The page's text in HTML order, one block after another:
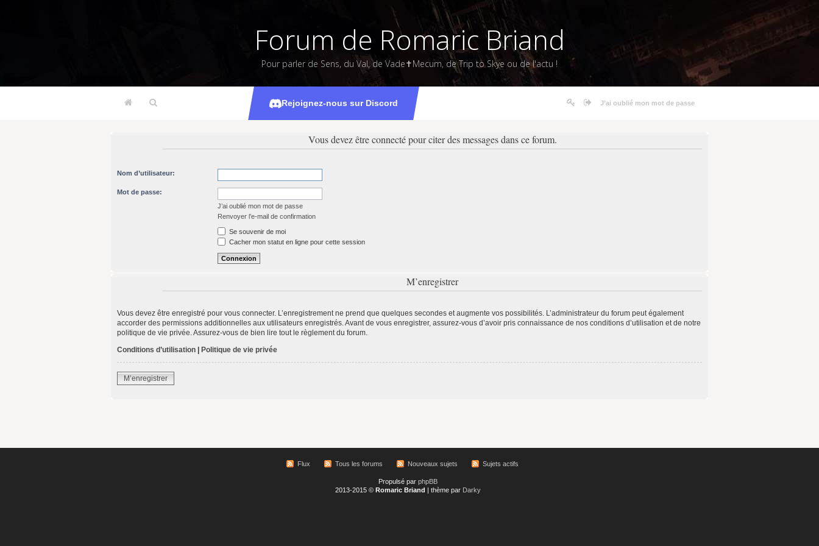
Forum de Romaric Briand
Pour parler de Sens, du Val, de Vade✝Mecum, de Trip to Skye ou de l'actu !
Rejoignez-nous sur Discord J’ai oublié mon mot de passe
Vous devez être connecté pour citer des messages dans ce forum.
Nom d’utilisateur:
Mot de passe:
J’ai oublié mon mot de passe
Renvoyer l’e-mail de confirmation
Se souvenir de moi
Cacher mon statut en ligne pour cette session
M’enregistrer
Vous devez être enregistré pour vous connecter. L’enregistrement ne prend que quelques secondes et augmente vos possibilités. L’administrateur du forum peut également
accorder des permissions additionnelles aux utilisateurs enregistrés. Avant de vous enregistrer, assurez-vous d’avoir pris connaissance de nos conditions d’utilisation et de notre
politique de vie privée. Assurez-vous de bien lire tout le règlement du forum.
Conditions d’utilisation
Politique de vie privée
M’enregistrer
Flux Tous les forums Nouveaux sujets Sujets actifs
Propulsé par phpBB
2013-2015 © Romaric Briand | thème par Darky